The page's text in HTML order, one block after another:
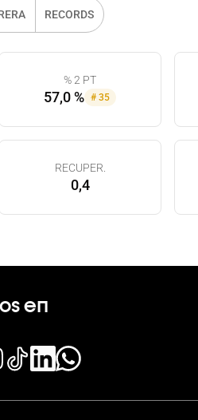
RECORDS
% 2 PT
57,0 % #35
RECUPER.
0,4
en